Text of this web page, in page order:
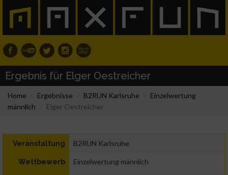
Ergebnis für Elger Oestreicher
Home Ergebnisse B2RUN Karlsruhe
Einzelwertung
männlich
Elger Oestreicher
Veranstaltung B2RUN Karlsruhe
Wettbewerb Einzelwertung männlich